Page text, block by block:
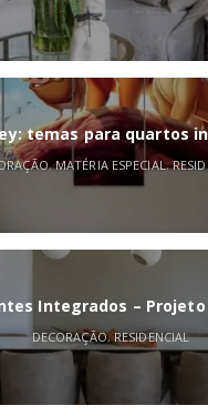
temas para quartos
,MATÉRIA ESPECIAL,
Integrados –
DECORAÇÃO,RESIDENCIAL